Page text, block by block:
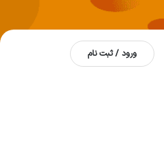
ورود / ثبت نام